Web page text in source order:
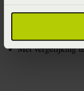
✔ Met objectieve
✔ Met vergelijking